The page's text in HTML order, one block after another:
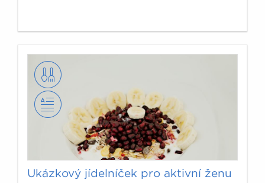
Ukázkový jídelníček pro aktivní ženu